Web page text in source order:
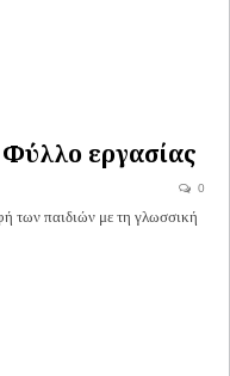
εργασίας
0
των παιδιών με τη γλωσσική